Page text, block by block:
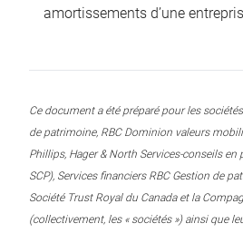
amortissements d’une
Ce document a été préparé pour les
de patrimoine, RBC Dominion valeurs
Phillips, Hager & North Services-conseils en
SCP), Services financiers RBC Gestion de
Société Trust Royal du Canada et la
(collectivement, les « sociétés ») ainsi que